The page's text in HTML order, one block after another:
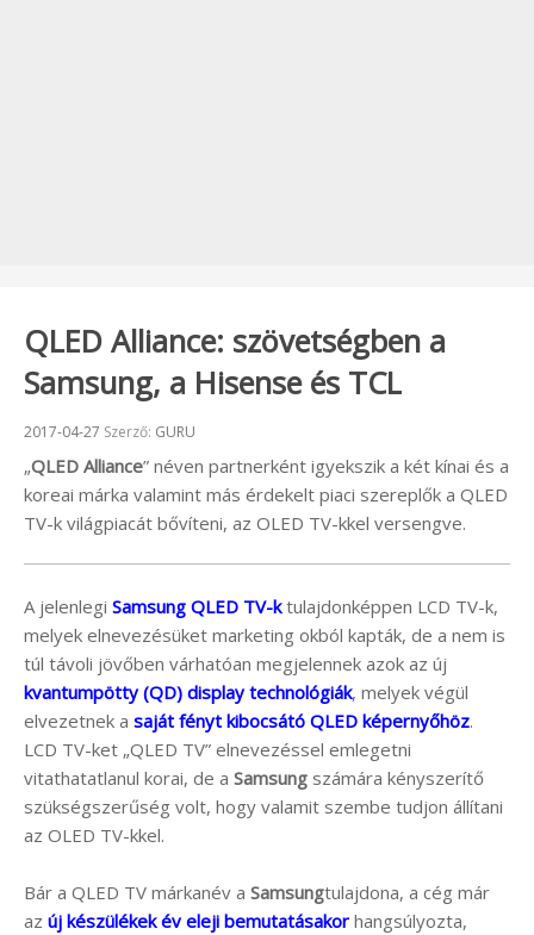
QLED Alliance: szövetségben a
Samsung, a Hisense és TCL
Beküldve:
2017-04-27 Szerző: GURU
„QLED Alliance” néven partnerként igyekszik a két kínai és a
koreai márka valamint más érdekelt piaci szereplők a QLED
TV-k világpiacát bővíteni, az OLED TV-kkel versengve.
A jelenlegi Samsung QLED TV-ktulajdonképpen LCD TV-k,
melyek elnevezésüket marketing okból kapták, de a nem is
túl távoli jövőben várhatóan megjelennek azok az új
kvantumpötty (QD) display technológiák, melyek végül
elvezetnek a saját fényt kibocsátó QLED képernyőhöz.
LCD TV-ket „QLED TV” elnevezéssel emlegetni
vitathatatlanul korai, de a Samsung számára kényszerítő
szükségszerűség volt, hogy valamit szembe tudjon állítani
az OLED TV-kkel.
Bár a QLED TV márkanév a Samsungtulajdona, a cég már
az új készülékek év eleji bemutatásakor hangsúlyozta,